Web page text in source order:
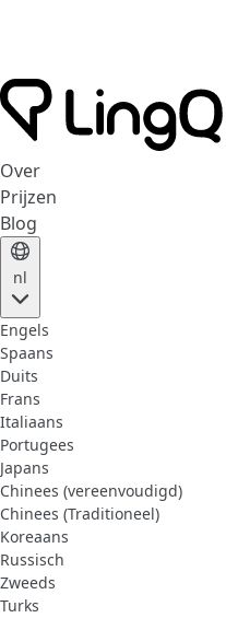
Over
Prijzen
Blog
nl
Engels
Spaans
Duits
Frans
Italiaans
Portugees
Japans
Chinees (vereenvoudigd)
Chinees (Traditioneel)
Koreaans
Russisch
Zweeds
Turks